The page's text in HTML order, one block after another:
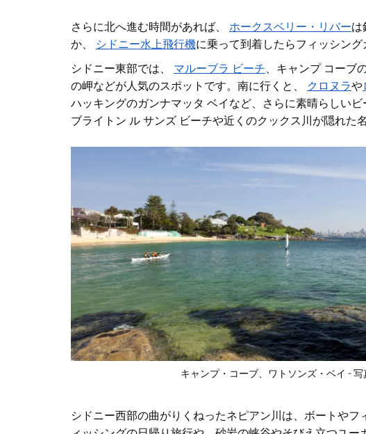
さらに北へ進む時間があれば、 ホークスベリー・リバーは
か、
シドニー水上飛行機に乗って到着したらフィッシング
シドニー東部では、 マルーブラ ビーチ、キャンプ コーブ
の岬などが人気のスポットです。南に行くと、
クロヌラや
ハッキングのガンナマッタ ベイなど、さらに素晴らしい
ブライトン ル サンズ ビーチや近くのクックス川が隠れた
キャンプ・コーブ、ワトソンズ・ベイ -
シドニー西部の曲がりくねったネピアン川は、ボートやフ